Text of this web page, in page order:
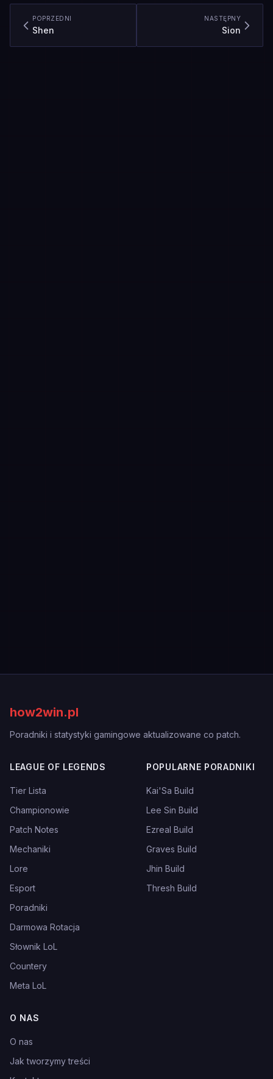
POPRZEDNI
Shen
NASTĘPNY
Sion
how2win.pl
Poradniki i statystyki gamingowe aktualizowane co patch.
LEAGUE OF LEGENDS
Tier Lista
Championowie
Patch Notes
Mechaniki
Lore
Esport
Poradniki
Darmowa Rotacja
Słownik LoL
Countery
Meta LoL
POPULARNE PORADNIKI
Kai'Sa Build
Lee Sin Build
Ezreal Build
Graves Build
Jhin Build
Thresh Build
O NAS
O nas
Jak tworzymy treści